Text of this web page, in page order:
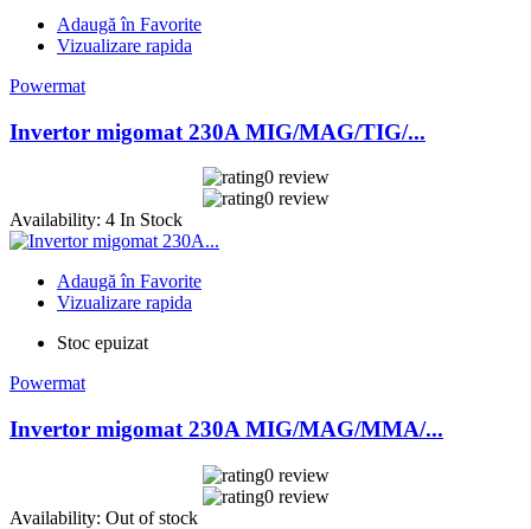
Adaugă în Favorite
Vizualizare rapida
Powermat
Invertor migomat 230A MIG/MAG/TIG/...
0 review
0 review
Availability: 4 In Stock
Adaugă în Favorite
Vizualizare rapida
Stoc epuizat
Powermat
Invertor migomat 230A MIG/MAG/MMA/...
0 review
0 review
Availability: Out of stock